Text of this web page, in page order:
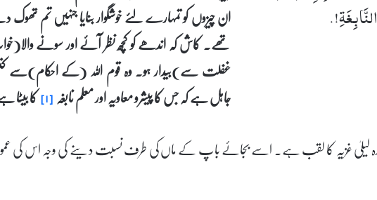
ان چیزوں کو تمہارے لئے خوشگوار بنایا جنہیں تم تھوک
تھے۔ کاش کہ اندھے کو کچھ نظر آئے اور سونے
غفلت سے)بیدار ہو۔ وہ قوم اللہ (کے احکام)سے
جاہل ہے کہ جس کا پیشرو معاویہ اور معلم نابغہ [۱]
کا
لیلیٰ غزیہ کا لقب ہے۔ اسے بجائے باپ کے ماں کی طرف نسبت دینے کی وجہ اس کی